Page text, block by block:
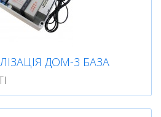
ДОМ-3 БАЗА